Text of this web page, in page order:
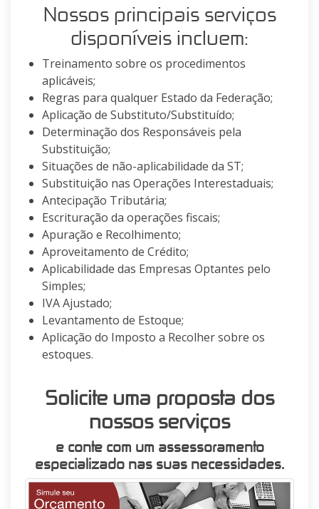
Nossos principais serviços
disponíveis incluem:
Treinamento sobre os procedimentos
aplicáveis;
Regras para qualquer Estado da Federação;
Aplicação de Substituto/Substituído;
Determinação dos Responsáveis pela
Substituição;
Situações de não-aplicabilidade da ST;
Substituição nas Operações Interestaduais;
Antecipação Tributária;
Escrituração da operações fiscais;
Apuração e Recolhimento;
Aproveitamento de Crédito;
Aplicabilidade das Empresas Optantes pelo
Simples;
IVA Ajustado;
Levantamento de Estoque;
Aplicação do Imposto a Recolher sobre os
estoques.
Solicite uma proposta dos
nossos serviços
e conte com um assessoramento
especializado nas suas necessidades.